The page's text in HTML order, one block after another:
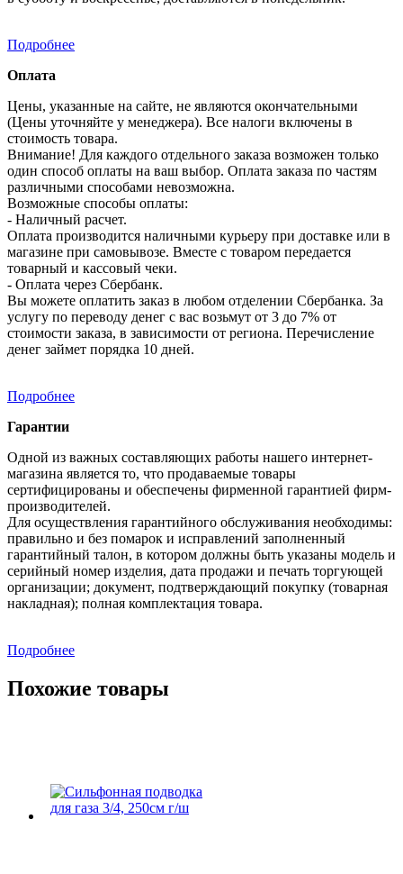
Подробнее
Оплата
Цены, указанные на сайте, не являются окончательными
(Цены уточняйте у менеджера). Все налоги включены в
стоимость товара.
Внимание! Для каждого отдельного заказа возможен только
один способ оплаты на ваш выбор. Оплата заказа по частям
различными способами невозможна.
Возможные способы оплаты:
- Наличный расчет.
Оплата производится наличными курьеру при доставке или в
магазине при самовывозе. Вместе с товаром передается
товарный и кассовый чеки.
- Оплата через Сбербанк.
Вы можете оплатить заказ в любом отделении Сбербанка. За
услугу по переводу денег с вас возьмут от 3 до 7% от
стоимости заказа, в зависимости от региона. Перечисление
денег займет порядка 10 дней.
Подробнее
Гарантии
Одной из важных составляющих работы нашего интернет-
магазина является то, что продаваемые товары
сертифицированы и обеспечены фирменной гарантией фирм-
производителей.
Для осуществления гарантийного обслуживания необходимы:
правильно и без помарок и исправлений заполненный
гарантийный талон, в котором должны быть указаны модель и
серийный номер изделия, дата продажи и печать торгующей
организации; документ, подтверждающий покупку (товарная
накладная); полная комплектация товара.
Подробнее
Похожие товары